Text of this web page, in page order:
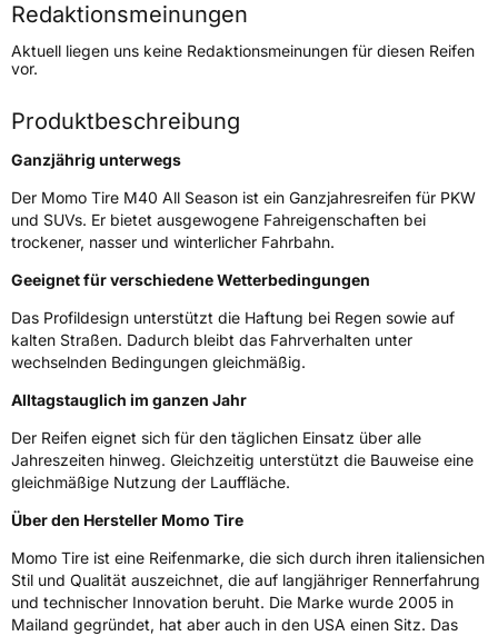
Höchstgeschwindigkeit
210 km/h
Lastindex99
Höchstlast775 kg
Gewicht (in kg)
Generelle Merkmale
FahrzeugtypPKW
VerwendungGanzjahresreifen
FahrzeugartPKW & SUV
Weitere Eigenschaften
SchlauchtypTL
M+S Ja
VerstärktXL
Redaktionsmeinungen
Aktuell liegen uns keine Redaktionsmeinungen für diesen Reifen
vor.
Produktbeschreibung
Ganzjährig unterwegs
Der Momo Tire M40 All Season ist ein Ganzjahresreifen für PKW
und SUVs. Er bietet ausgewogene Fahreigenschaften bei
trockener, nasser und winterlicher Fahrbahn.
Geeignet für verschiedene Wetterbedingungen
Das Profildesign unterstützt die Haftung bei Regen sowie auf
kalten Straßen. Dadurch bleibt das Fahrverhalten unter
wechselnden Bedingungen gleichmäßig.
Alltagstauglich im ganzen Jahr
Der Reifen eignet sich für den täglichen Einsatz über alle
Jahreszeiten hinweg. Gleichzeitig unterstützt die Bauweise eine
gleichmäßige Nutzung der Lauffläche.
Über den Hersteller Momo Tire
Momo Tire ist eine Reifenmarke, die sich durch ihren italiensichen
Stil und Qualität auszeichnet, die auf langjähriger Rennerfahrung
und technischer Innovation beruht. Die Marke wurde 2005 in
Mailand gegründet, hat aber auch in den USA einen Sitz. Das